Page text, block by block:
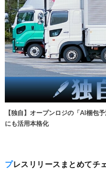
【独自】オープンロジの「AI梱包
にも活用本格化
プレスリリースまとめてチ